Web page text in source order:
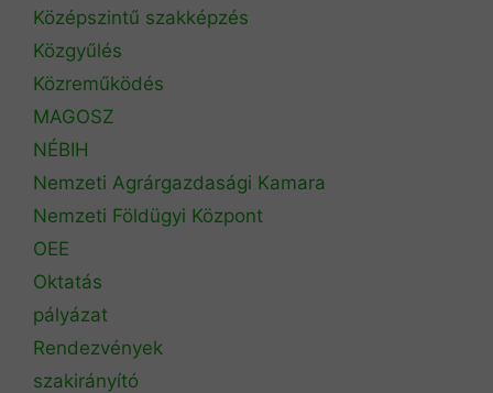
Középszintű szakképzés
Közgyűlés
Közreműködés
MAGOSZ
NÉBIH
Nemzeti Agrárgazdasági Kamara
Nemzeti Földügyi Központ
OEE
Oktatás
pályázat
Rendezvények
szakirányító